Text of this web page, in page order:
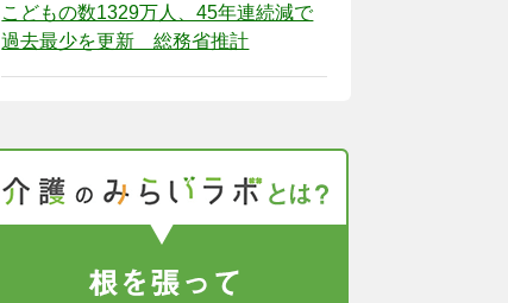
こどもの数1329万人、45年連続減で
過去最少を更新 総務省推計